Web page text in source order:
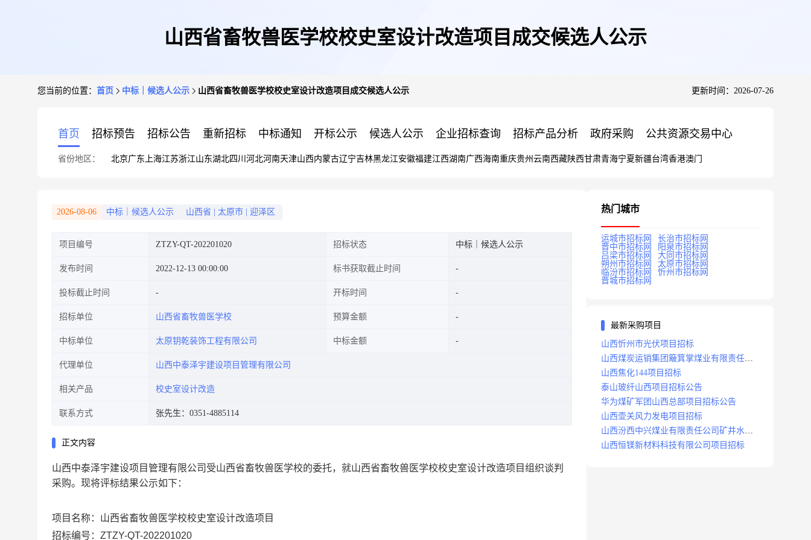
山西省畜牧兽医学校校史室设计改造项目成交候选人公示
您当前的位置： 首页 中标｜候选人公示 山西省畜牧兽医学校校史室设计改造项目成交候选人公示 更新时间：2026-07-26
首页 招标预告 招标公告 重新招标 中标通知 开标公示 候选人公示 企业招标查询 招标产品分析 政府采购 公共资源交易中心
省份地区： 北京广东 上海江苏浙江山东湖北四川 河北河南天津山西内蒙古辽宁吉林黑龙江安徽福建江西湖南广西海南重庆贵州 云南西藏陕西甘肃青海宁夏新疆台湾香港澳门
2026-08-06 中标｜候选人公示 山西省 太原市 迎泽区
项目编号 ZTZY-QT-202201020 招标状态 中标｜候选人公示
发布时间 2022-12-13 00:00:00 标书获取截止时间
投标截止时间 开标时间
招标单位 山西省畜牧兽医学校 预算金额
中标单位 太原钥乾装饰工程有限公司 中标金额
代理单位 山西中泰泽宇建设项目管理有限公司
相关产品 校史室设计改造
联系方式 张先生：0351-4885114
正文内容
山西中泰泽宇建设项目管理有限公司 受山西省畜牧兽医学校的委托，就山西省畜牧兽医学校校史室设计改造项目组织谈判
采购。现将评标结果公示如下：
项目名称： 山西省畜牧兽医学校校史室设计改造项目
招标编号： ZTZY-QT-202201020
热门城市
运城市招标网
长治市招标网
晋中市招标网
阳泉市招标网
吕梁市招标网
大同市招标网
朔州市招标网
太原市招标网
临汾市招标网
忻州市招标网
晋城市招标网
最新采购项目
山西忻州市光伏项目招标
山西煤炭运销集团簸箕掌煤业有限责任公
司井田地面三维地震勘探项目招标
山西焦化144项目招标
泰山玻纤山西项目招标公告
华为煤矿军团山西总部项目招标公告
山西壶关风力发电项目招标
山西汾西中兴煤业有限责任公司矿井水处
理站升级改造项目招标
山西恒镁新材料科技有限公司项目招标